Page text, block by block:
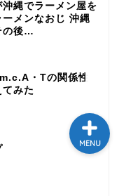
縄でラーメン屋を
メンなおじ 沖縄
の後…
・Tの関係性
みた
MENU
れラジオ～